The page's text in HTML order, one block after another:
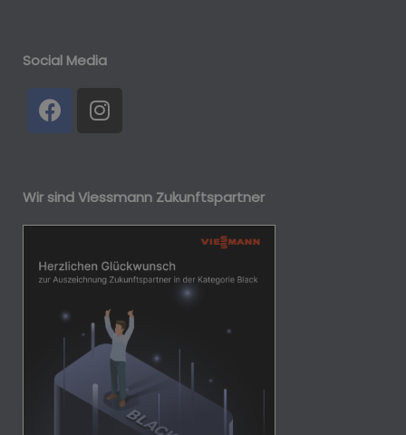
Social Media
Wir sind Viessmann Zukunftspartner